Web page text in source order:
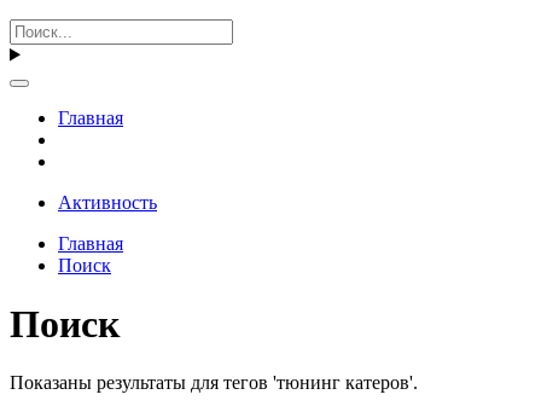
Главная
Активность
Главная
Поиск
Поиск
Показаны результаты для тегов 'тюнинг катеров'.